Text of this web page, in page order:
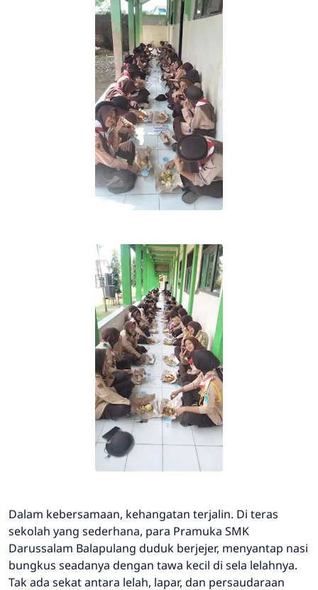
Dalam kebersamaan, kehangatan terjalin. Di teras
sekolah yang sederhana, para Pramuka SMK
Darussalam Balapulang duduk berjejer, menyantap nasi
bungkus seadanya dengan tawa kecil di sela lelahnya.
Tak ada sekat antara lelah, lapar, dan persaudaraan